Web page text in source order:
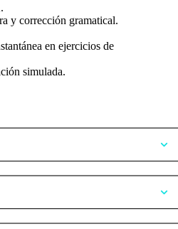
y corrección gramatical.
en ejercicios de
simulada.